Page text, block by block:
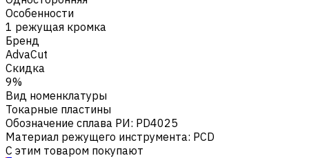
Особенности
1 режущая кромка
Бренд
AdvaCut
Скидка
9%
Вид номенклатуры
Токарные пластины
Обозначение сплава РИ: PD4025
Материал режущего инструмента: PCD
С этим товаром покупают